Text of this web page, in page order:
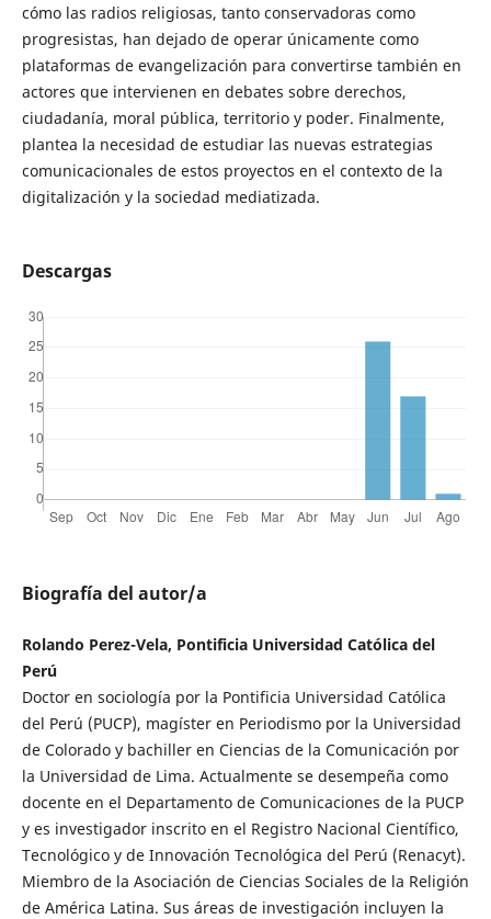
cómo las radios religiosas, tanto conservadoras como
progresistas, han dejado de operar únicamente como
plataformas de evangelización para convertirse también en
actores que intervienen en debates sobre derechos,
ciudadanía, moral pública, territorio y poder. Finalmente,
plantea la necesidad de estudiar las nuevas estrategias
comunicacionales de estos proyectos en el contexto de la
digitalización y la sociedad mediatizada.
Descargas
Biografía del autor/a
Rolando Perez-Vela, Pontificia Universidad Católica del
Perú
Doctor en sociología por la Pontificia Universidad Católica
del Perú (PUCP), magíster en Periodismo por la Universidad
de Colorado y bachiller en Ciencias de la Comunicación por
la Universidad de Lima. Actualmente se desempeña como
docente en el Departamento de Comunicaciones de la PUCP
y es investigador inscrito en el Registro Nacional Científico,
Tecnológico y de Innovación Tecnológica del Perú (Renacyt).
Miembro de la Asociación de Ciencias Sociales de la Religión
de América Latina. Sus áreas de investigación incluyen la